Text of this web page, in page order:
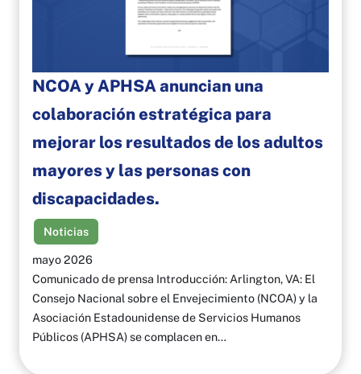
NCOA y APHSA anuncian una
colaboración estratégica para
mejorar los resultados de los adultos
mayores y las personas con
discapacidades.
Noticias
mayo 2026
Comunicado de prensa Introducción: Arlington, VA: El
Consejo Nacional sobre el Envejecimiento (NCOA) y la
Asociación Estadounidense de Servicios Humanos
Públicos (APHSA) se complacen en…